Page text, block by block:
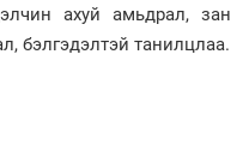
ахуй амьдрал, зан
бэлгэдэлтэй танилцлаа.